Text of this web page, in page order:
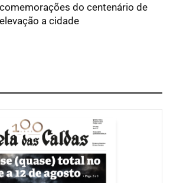
comemorações do centenário de
elevação a cidade